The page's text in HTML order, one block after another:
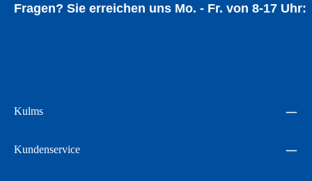
Fragen? Sie erreichen uns Mo. - Fr. von 8-17 Uhr:
Kulms
Kundenservice